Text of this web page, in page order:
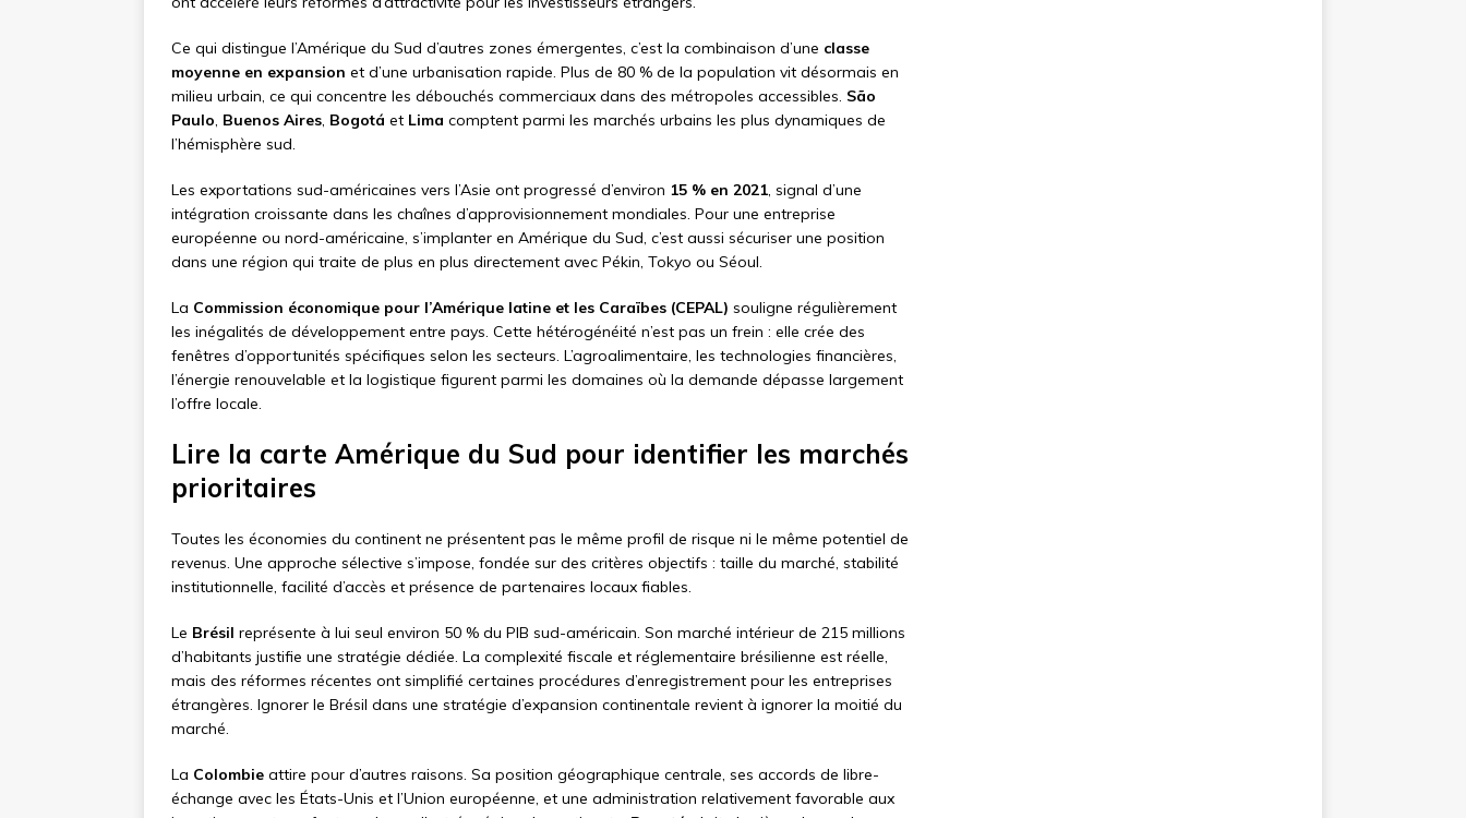
Ce qui distingue l’Amérique du Sud d’autres zones émergentes, c’est la combinaison d’une classe
moyenne en expansion et d’une urbanisation rapide. Plus de 80 % de la population vit désormais en
milieu urbain, ce qui concentre les débouchés commerciaux dans des métropoles accessibles. São
Paulo, Buenos Aires, Bogotá et Lima comptent parmi les marchés urbains les plus dynamiques de
l’hémisphère sud.
Les exportations sud-américaines vers l’Asie ont progressé d’environ 15 % en 2021, signal d’une
intégration croissante dans les chaînes d’approvisionnement mondiales. Pour une entreprise
européenne ou nord-américaine, s’implanter en Amérique du Sud, c’est aussi sécuriser une position
dans une région qui traite de plus en plus directement avec Pékin, Tokyo ou Séoul.
La Commission économique pour l’Amérique latine et les Caraïbes (CEPAL) souligne régulièrement
les inégalités de développement entre pays. Cette hétérogénéité n’est pas un frein : elle crée des
fenêtres d’opportunités spécifiques selon les secteurs. L’agroalimentaire, les technologies financières,
l’énergie renouvelable et la logistique figurent parmi les domaines où la demande dépasse largement
l’offre locale.
Lire la carte Amérique du Sud pour identifier les marchés
prioritaires
Toutes les économies du continent ne présentent pas le même profil de risque ni le même potentiel de
revenus. Une approche sélective s’impose, fondée sur des critères objectifs : taille du marché, stabilité
institutionnelle, facilité d’accès et présence de partenaires locaux fiables.
Le Brésil représente à lui seul environ 50 % du PIB sud-américain. Son marché intérieur de 215 millions
d’habitants justifie une stratégie dédiée. La complexité fiscale et réglementaire brésilienne est réelle,
mais des réformes récentes ont simplifié certaines procédures d’enregistrement pour les entreprises
étrangères. Ignorer le Brésil dans une stratégie d’expansion continentale revient à ignorer la moitié du
marché.
La Colombie attire pour d’autres raisons. Sa position géographique centrale, ses accords de libre-
échange avec les États-Unis et l’Union européenne, et une administration relativement favorable aux